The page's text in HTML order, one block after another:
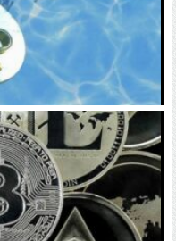
اتفاق تاریخی در